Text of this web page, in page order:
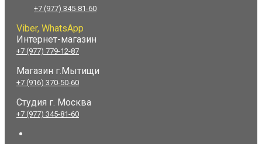
+7 (977) 345-81-60
Viber, WhatsApp
Интернет-магазин
+7 (977) 779-12-87
Магазин г.Мытищи
+7 (916) 370-50-60
Студия г. Москва
+7 (977) 345-81-60